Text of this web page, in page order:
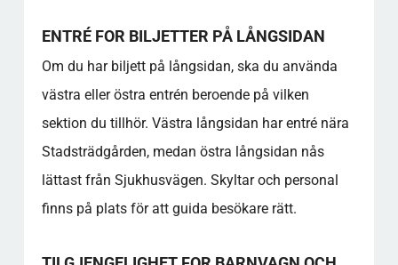
ENTRÉ FOR BILJETTER PÅ LÅNGSIDAN
Om du har biljett på långsidan, ska du använda
västra eller östra entrén beroende på vilken
sektion du tillhör. Västra långsidan har entré nära
Stadsträdgården, medan östra långsidan nås
lättast från Sjukhusvägen. Skyltar och personal
finns på plats för att guida besökare rätt.
Hvilke offentlige transportalternativer er
tilgjengelige for å komme til lokalet?
Finnes det spesielle sitteplasser for personer
med nedsatt hørsel eller syn?
Finnes det en fanshop eller et sted å kjøpe
lagets merchandise under arrangementene?
Hva slags arrangementer arrangeres på
Er mat og drikke tilgjengelig inne på stadion?